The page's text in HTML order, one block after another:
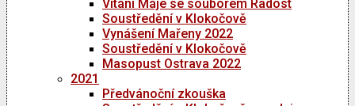
Vítání Máje se souborem Radost
Soustředění v Klokočově
Vynášení Mařeny 2022
Soustředění v Klokočově
Masopust Ostrava 2022
2021
Předvánoční zkouška